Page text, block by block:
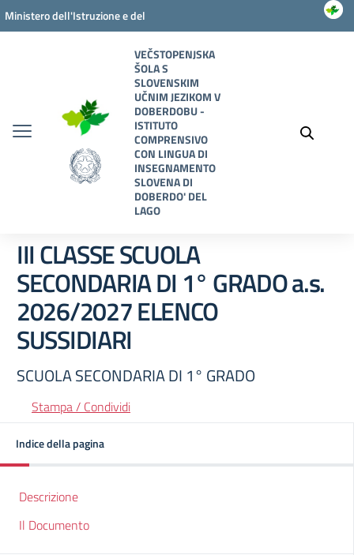
Vai ai contenuti
Vai al menu di navigazione
Vai al footer
Ministero dell'Istruzione e del
VEČSTOPENJSKA
ŠOLA S
SLOVENSKIM
UČNIM JEZIKOM V
DOBERDOBU -
ISTITUTO
COMPRENSIVO
CON LINGUA DI
INSEGNAMENTO
SLOVENA DI
DOBERDO' DEL
LAGO
III CLASSE SCUOLA
SECONDARIA DI 1° GRADO a.s.
2026/2027 ELENCO
SUSSIDIARI
SCUOLA SECONDARIA DI 1° GRADO
Stampa / Condividi
Indice della pagina
Descrizione
Il Documento